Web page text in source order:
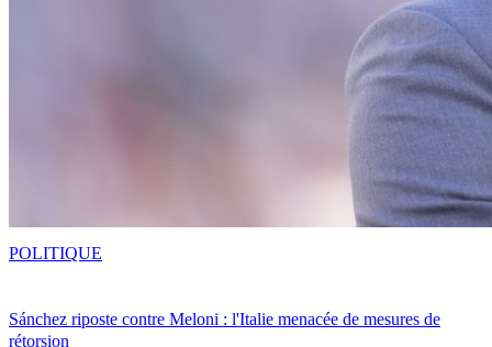
Sánchez riposte contre Meloni : l'Italie menacée de mesures de
rétorsion
POLITIQUE